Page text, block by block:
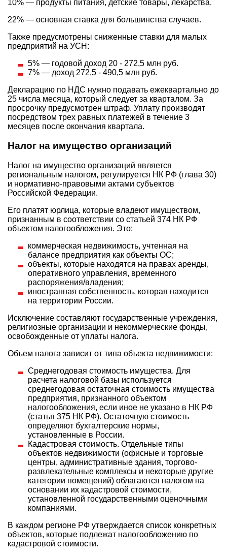
10% — продукты питания, детские товары, лекарства.
22% — основная ставка для большинства случаев.
Также предусмотрены сниженные ставки для малых
предприятий на УСН:
5% — годовой доход 20 - 272,5 млн руб.
7% — доход 272,5 - 490,5 млн руб.
Декларацию по НДС нужно подавать ежеквартально до
25 числа месяца, который следует за кварталом. За
просрочку предусмотрен штраф. Уплату производят
посредством трех равных платежей в течение 3
месяцев после окончания квартала.
Налог на имущество организаций
Налог на имущество организаций является
региональным налогом, регулируется НК РФ (глава 30)
и нормативно-правовыми актами субъектов
Российской Федерации.
Его платят юрлица, которые владеют имуществом,
признанным в соответствии со статьей 374 НК РФ
объектом налогообложения. Это:
коммерческая недвижимость, учтенная на
балансе предприятия как объекты ОС;
объекты, которые находятся на правах аренды,
оперативного управления, временного
распоряжения/владения;
иностранная собственность, которая находится
на территории России.
Исключение составляют государственные учреждения,
религиозные организации и некоммерческие фонды,
освобожденные от уплаты налога.
Объем налога зависит от типа объекта недвижимости:
Среднегодовая стоимость имущества. Для
расчета налоговой базы используется
среднегодовая остаточная стоимость имущества
предприятия, признанного объектом
налогообложения, если иное не указано в НК РФ
(статья 375 НК РФ). Остаточную стоимость
определяют бухгалтерские нормы,
установленные в России.
Кадастровая стоимость. Отдельные типы
объектов недвижимости (офисные и торговые
центры, административные здания, торгово-
развлекательные комплексы и некоторые другие
категории помещений) облагаются налогом на
основании их кадастровой стоимости,
установленной государственными оценочными
компаниями.
В каждом регионе РФ утверждается список конкретных
объектов, которые подлежат налогообложению по
кадастровой стоимости.